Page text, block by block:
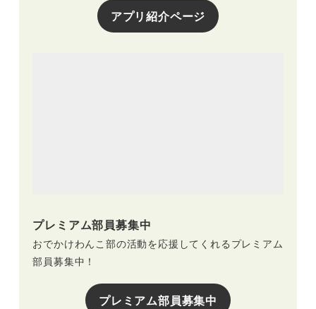
アプリ紹介ページ
プレミアム部員募集中
おでかけわんこ部の活動を応援してくれるプレミアム
部員募集中！
プレミアム部員募集中